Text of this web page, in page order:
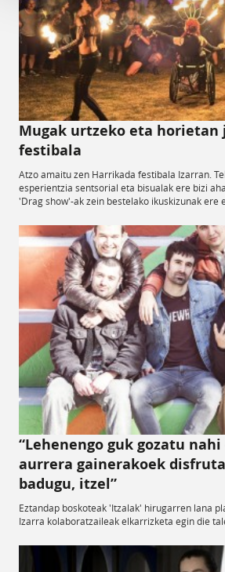
Mugak urtzeko eta horietan
festibala
Atzo amaitu zen Harrikada festibala Izarran.
esperientzia sentsorial eta bisualak ere bizi
'Drag show'-ak zein bestelako ikuskizunak ere
“Lehenengo guk gozatu
aurrera gainerakoek
badugu, itzel”
Eztandap boskoteak 'Itzalak' hirugarren lana
Izarra kolaboratzaileak elkarrizketa egin die